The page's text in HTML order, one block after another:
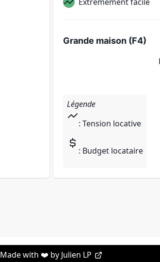
Grande maison (F4)
Légende
: Tension locative
: Budget locataire
Made with ❤️ by Julien LP